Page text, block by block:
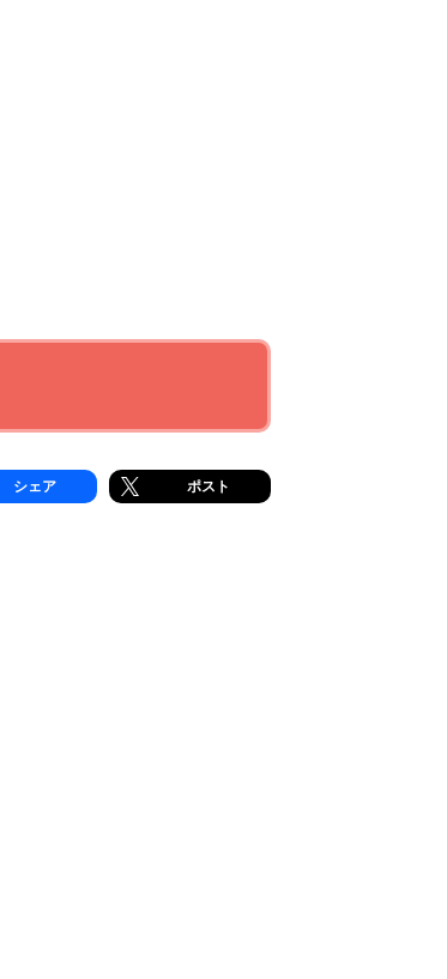
シェア ポスト